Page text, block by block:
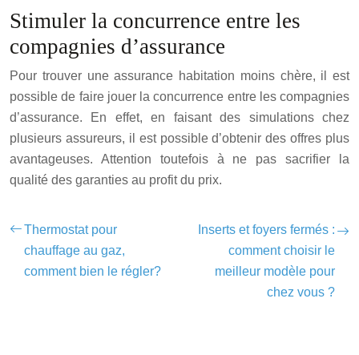
Stimuler la concurrence entre les
compagnies d’assurance
Pour trouver une assurance habitation moins chère, il est
possible de faire jouer la concurrence entre les compagnies
d’assurance. En effet, en faisant des simulations chez
plusieurs assureurs, il est possible d’obtenir des offres plus
avantageuses. Attention toutefois à ne pas sacrifier la
qualité des garanties au profit du prix.
Thermostat pour
chauffage au gaz,
comment bien le régler?
Inserts et foyers fermés :
comment choisir le
meilleur modèle pour
chez vous ?